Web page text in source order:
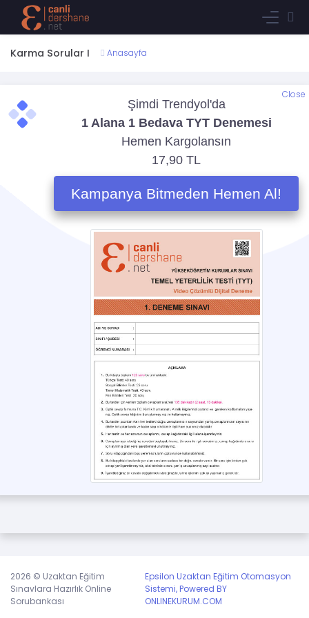
Karma Sorular I Anasayfa
Bu içerik sadece öğrencilerimiz içindir. Dilerseniz öğrencimiz
olmak için aşağıdaki paketlerden birine sahip olarak bu
Aylık Eğitim Aboneliği
Tüm içeriklere sınırsız erişim abonelik ücreti99 TL
İçeriği takip ederken sistem izleme geçmişinizi/test
cevaplarınızı vb sizin için tutar. Bundan dolayı üye
olmanız kendi geçmişiniz açısından iyi olur.
Üye olmak için tıklayınız,
giriş yapınız.
2026 © Uzaktan Eğitim
Sınavlara Hazırlık Online
Sorubankası
Epsilon Uzaktan Eğitim Otomasyon
Sistemi, Powered BY
ONLINEKURUM.COM
Close